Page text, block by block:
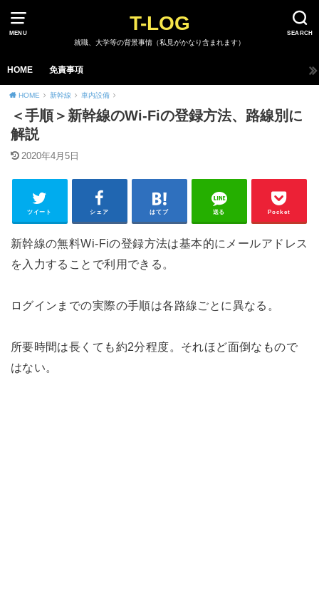
MENU SEARCH
T-LOG
就職、大学等の背景事情（私見がかなり含まれます）
HOME 免責事項
HOME 新幹線 車内設備
＜手順＞新幹線のWi-Fiの登録方法、路線別に
解説
2020年4月5日
ツイート シェア はてブ 送る Pocket
新幹線の無料Wi-Fiの登録方法は基本的にメールアドレス
を入力することで利用できる。
ログインまでの実際の手順は各路線ごとに異なる。
所要時間は長くても約2分程度。それほど面倒なもので
はない。